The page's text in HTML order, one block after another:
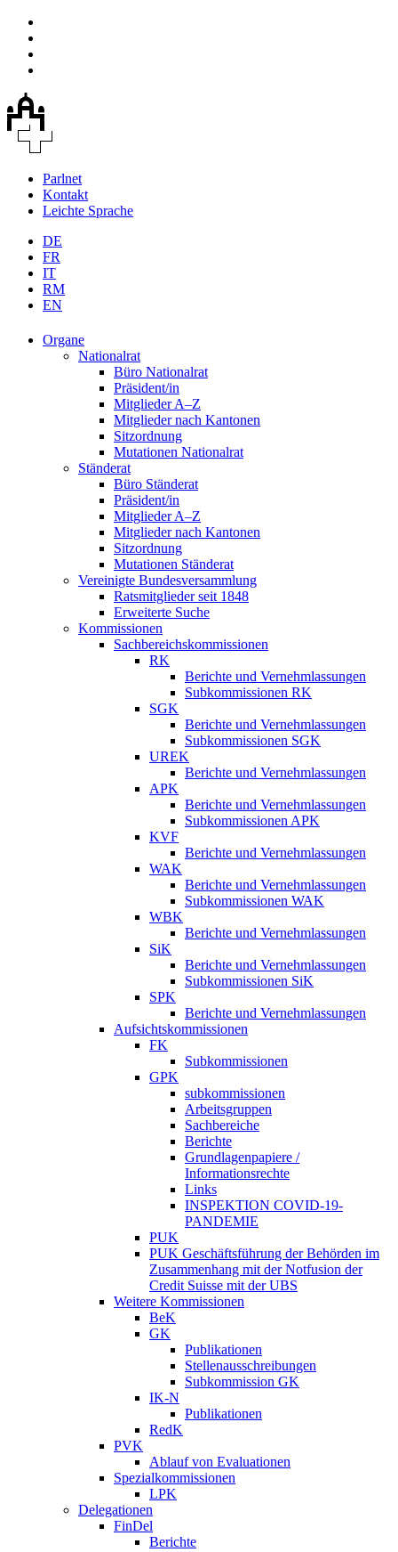
Parlnet
Kontakt
Leichte Sprache
DE
FR
IT
RM
EN
Organe
Nationalrat
Büro Nationalrat
Präsident/in
Mitglieder A–Z
Mitglieder nach Kantonen
Sitzordnung
Mutationen Nationalrat
Ständerat
Büro Ständerat
Präsident/in
Mitglieder A–Z
Mitglieder nach Kantonen
Sitzordnung
Mutationen Ständerat
Vereinigte Bundesversammlung
Ratsmitglieder seit 1848
Erweiterte Suche
Kommissionen
Sachbereichskommissionen
RK
Berichte und Vernehmlassungen
Subkommissionen RK
SGK
Berichte und Vernehmlassungen
Subkommissionen SGK
UREK
Berichte und Vernehmlassungen
APK
Berichte und Vernehmlassungen
Subkommissionen APK
KVF
Berichte und Vernehmlassungen
WAK
Berichte und Vernehmlassungen
Subkommissionen WAK
WBK
Berichte und Vernehmlassungen
SiK
Berichte und Vernehmlassungen
Subkommissionen SiK
SPK
Berichte und Vernehmlassungen
Aufsichtskommissionen
FK
Subkommissionen
GPK
subkommissionen
Arbeitsgruppen
Sachbereiche
Berichte
Grundlagenpapiere /
Informationsrechte
Links
INSPEKTION COVID-19-
PANDEMIE
PUK
PUK Geschäftsführung der Behörden im
Zusammenhang mit der Notfusion der
Credit Suisse mit der UBS
Weitere Kommissionen
BeK
GK
Publikationen
Stellenausschreibungen
Subkommission GK
IK-N
Publikationen
RedK
PVK
Ablauf von Evaluationen
Spezialkommissionen
LPK
Delegationen
FinDel
Berichte